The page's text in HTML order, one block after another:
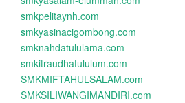
smkpelitaynh.com
smkyasinacigombong.com
smknahdatululama.com
smkitraudhatululum.com
SMKMIFTAHULSALAM.com
SMKSILIWANGIMANDIRI.com